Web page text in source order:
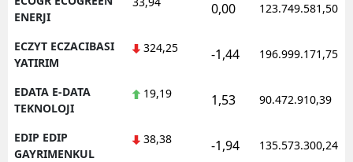
ENERJI
0,00 123.749.581,50
ECZYT ECZACIBASI
YATIRIM
324,25 -1,44 196.999.171,75
EDATA E-DATA
TEKNOLOJI
19,19 1,53 90.472.910,39
EDIP EDIP
GAYRIMENKUL
38,38 -1,94 135.573.300,24